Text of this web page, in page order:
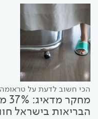
הכי חשוב לדעת על טראומה
הבריאות בישראל